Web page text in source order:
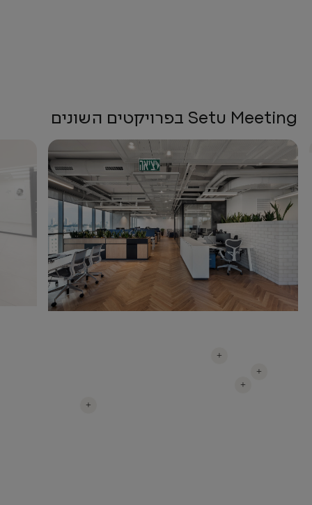
Setu Meeting בפרויקטים השונים
+
+
+
+